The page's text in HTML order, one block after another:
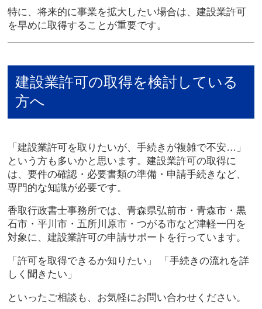
特に、将来的に事業を拡大したい場合は、建設業許可
を早めに取得することが重要です。
建設業許可の取得を検討している
方へ
「建設業許可を取りたいが、手続きが複雑で不安…」
という方も多いかと思います。建設業許可の取得に
は、要件の確認・必要書類の準備・申請手続き など、
専門的な知識が必要です。
香取行政書士事務所では、青森県弘前市・青森市・黒
石市・平川市・五所川原市・つがる市など津軽一円 を
対象に、建設業許可の申請サポートを行っています。
「許可を取得できるか知りたい」 「手続きの流れを詳
しく聞きたい」
といったご相談も、お気軽にお問い合わせください。